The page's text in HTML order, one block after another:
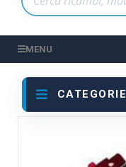
MENU
CATEGORIE